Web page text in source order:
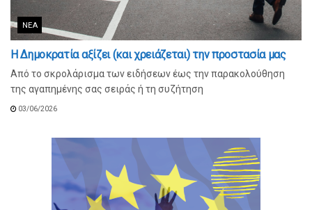
ΝΈΑ
Η Δημοκρατία αξίζει (και χρειάζεται) την προστασία μας
Από το σκρολάρισμα των ειδήσεων έως την παρακολούθηση
της αγαπημένης σας σειράς ή τη συζήτηση
03/06/2026